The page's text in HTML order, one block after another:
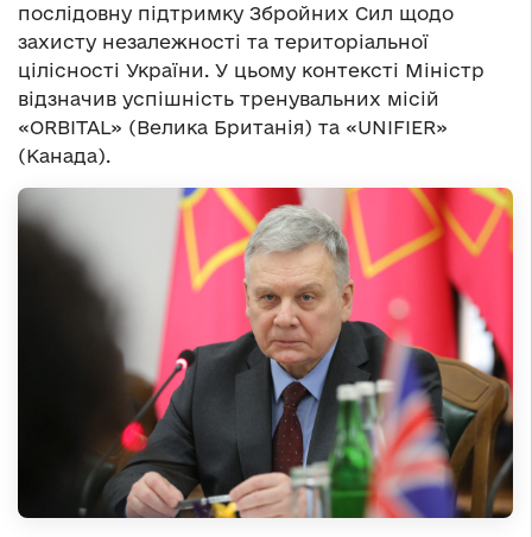
послідовну підтримку Збройних Сил щодо
захисту незалежності та територіальної
цілісності України. У цьому контексті Міністр
відзначив успішність тренувальних місій
«ORBITAL» (Велика Британія) та «UNIFIER»
(Канада).